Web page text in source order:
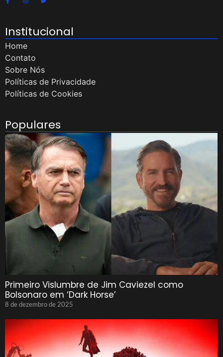
Institucional
Home
Contato
Sobre Nós
Políticas de Privacidade
Políticas de Cookies
Populares
Primeiro Vislumbre de Jim Caviezel como
Bolsonaro em ‘Dark Horse’
8 de dezembro de 2025